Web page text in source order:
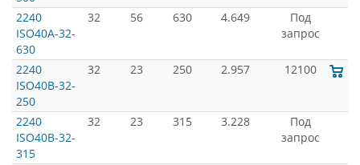
2240
ISO40A-32-
630
32 56 630 4.649
Под
запрос
2240
ISO40B-32-
250
32 23 250 2.957 12100
2240
ISO40B-32-
315
32 23 315 3.228
Под
запрос